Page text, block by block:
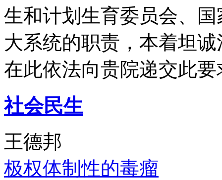
生和计划生育委员会、
大系统的职责，本着坦
在此依法向贵院递交此要
社会民生
王德邦
极权体制性的毒瘤